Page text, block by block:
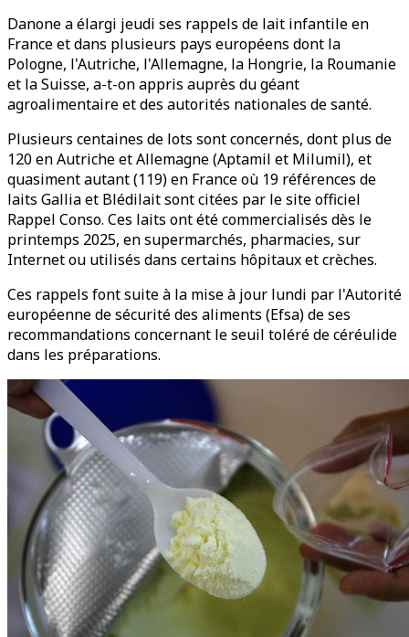
Danone a élargi jeudi ses rappels de lait infantile en
France et dans plusieurs pays européens dont la
Pologne, l'Autriche, l'Allemagne, la Hongrie, la Roumanie
et la Suisse, a-t-on appris auprès du géant
agroalimentaire et des autorités nationales de santé.
Plusieurs centaines de lots sont concernés, dont plus de
120 en Autriche et Allemagne (Aptamil et Milumil), et
quasiment autant (119) en France où 19 références de
laits Gallia et Blédilait sont citées par le site officiel
Rappel Conso. Ces laits ont été commercialisés dès le
printemps 2025, en supermarchés, pharmacies, sur
Internet ou utilisés dans certains hôpitaux et crèches.
Ces rappels font suite à la mise à jour lundi par l'Autorité
européenne de sécurité des aliments (Efsa) de ses
recommandations concernant le seuil toléré de céréulide
dans les préparations.